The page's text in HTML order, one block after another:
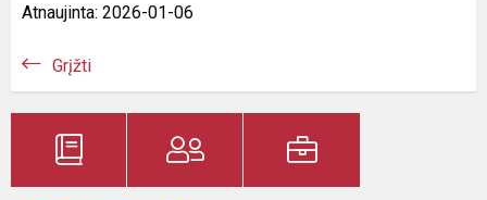
Atnaujinta: 2026-01-06
Grįžti